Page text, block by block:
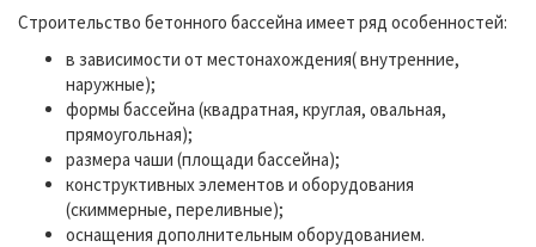
Строительство бетонного бассейна имеет ряд особенностей:
в зависимости от местонахождения( внутренние,
наружные);
формы бассейна (квадратная, круглая, овальная,
прямоугольная);
размера чаши (площади бассейна);
конструктивных элементов и оборудования
(скиммерные, переливные);
оснащения дополнительным оборудованием.